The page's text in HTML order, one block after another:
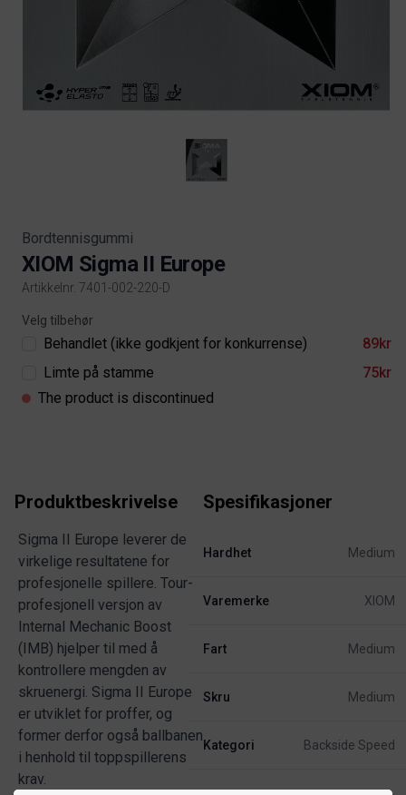
Bordtennisgummi
XIOM Sigma II Europe
Artikkelnr. 7401-002-220-D
Product information
Velg tilbehør
Behandlet (ikke godkjent for konkurrense)
89kr
Limte på stamme
75kr
The product is discontinued
Produktbeskrivelse
Sigma II Europe leverer de
virkelige resultatene for
profesjonelle spillere. Tour-
profesjonell versjon av
Internal Mechanic Boost
(IMB) hjelper til med å
kontrollere mengden av
skruenergi. Sigma II Europe
er utviklet for proffer, og
former derfor også ballbanen
i henhold til toppspillerens
krav.
Spesifikasjoner
Hardhet Medium
Varemerke XIOM
Fart Medium
Skru Medium
Kategori Backside Speed